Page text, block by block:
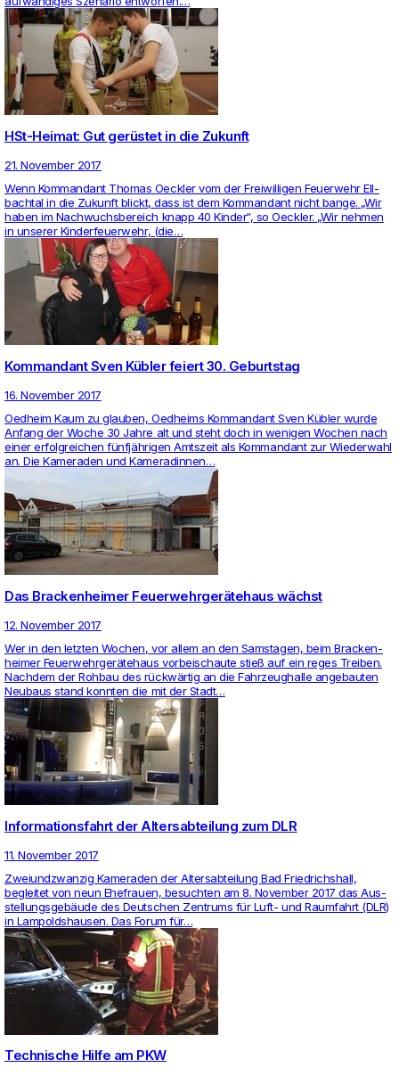
HSt-Heimat: Gut gerüstet in die Zukunft
21. November 2017
Wenn Kom­man­dant Thomas Oeckler vom der Frei­wil­ligen Feu­er­wehr Ell­
bachtal in die Zukunft blickt, dass ist dem Kom­man­dant nicht bange. „Wir
haben im Nach­wuchs­be­reich knapp 40 Kinder“, so Oeckler. „Wir nehmen
in unserer Kin­der­feu­er­wehr, (die…
Kommandant Sven Kübler feiert 30. Geburtstag
16. November 2017
Oed­heim Kaum zu glauben, Oed­heims Kom­man­dant Sven Kübler wurde
Anfang der Woche 30 Jahre alt und steht doch in wenigen Wochen nach
einer erfolg­rei­chen fünfjährigen Amts­zeit als Kom­man­dant zur Wie­der­wahl
an. Die Kame­raden und Kame­ra­dinnen…
Das Brackenheimer Feuerwehrgerätehaus wächst
12. November 2017
Wer in den letzten Wochen, vor allem an den Sams­tagen, beim Bra­cken­
heimer Feu­er­wehrgerätehaus vor­bei­schaute stieß auf ein reges Treiben.
Nachdem der Rohbau des rückwärtig an die Fahr­zeug­halle ange­bauten
Neu­baus stand konnten die mit der Stadt…
Informationsfahrt der Altersabteilung zum DLR
11. November 2017
Zwei­und­zwanzig Kame­raden der Alters­ab­tei­lung Bad Fried­richs­hall,
begleitet von neun Ehe­frauen, besuchten am 8. November 2017 das Aus­
stel­lungsgebäude des Deut­schen Zen­trums für Luft- und Raum­fahrt (DLR)
in Lam­polds­hausen. Das Forum für…
Technische Hilfe am PKW